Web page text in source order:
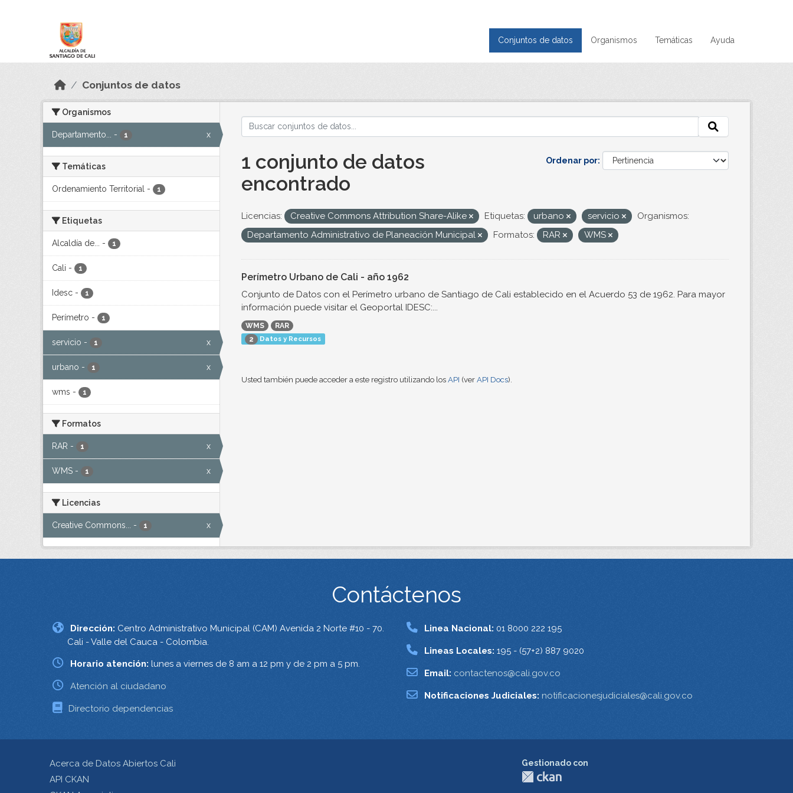
Conjuntos de datos Organismos Temáticas Ayuda
Conjuntos de datos
Organismos
Departamento... - 1 x
Temáticas
Ordenamiento Territorial - 1
Etiquetas
Alcaldía de... - 1
Cali - 1
Idesc - 1
Perímetro - 1
servicio - 1 x
urbano - 1 x
wms - 1
Formatos
RAR - 1 x
WMS - 1 x
Licencias
Creative Commons... - 1 x
Ordenar por
1 conjunto de datos
encontrado
Licencias: Creative Commons Attribution Share-Alike Etiquetas: urbano servicio
Organismos:
Departamento Administrativo de Planeación Municipal
Formatos: RAR WMS
Perímetro Urbano de Cali - año 1962
Conjunto de Datos con el Perímetro urbano de Santiago de Cali establecido en el Acuerdo 53 de 1962. Para mayor
información puede visitar el Geoportal IDESC:...
WMS
RAR
2
Datos y Recursos
Usted también puede acceder a este registro utilizando los API (ver API Docs).
Contáctenos
Dirección: Centro Administrativo Municipal (CAM) Avenida 2 Norte #10 - 70.
Cali - Valle del Cauca - Colombia.
Horario atención: lunes a viernes de 8 am a 12 pm y de 2 pm a 5 pm.
Atención al ciudadano
Directorio dependencias
Linea Nacional: 01 8000 222 195
Lineas Locales: 195 - (57+2) 887 9020
Email: contactenos@cali.gov.co
Notificaciones Judiciales: notificacionesjudiciales@cali.gov.co
Acerca de Datos Abiertos Cali
API CKAN
Gestionado con